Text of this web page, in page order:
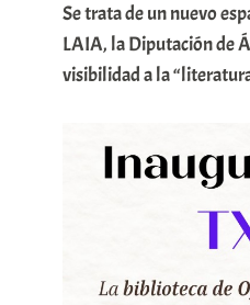
Se trata de un nuevo
LAIA, la Diputación de
visibilidad a la